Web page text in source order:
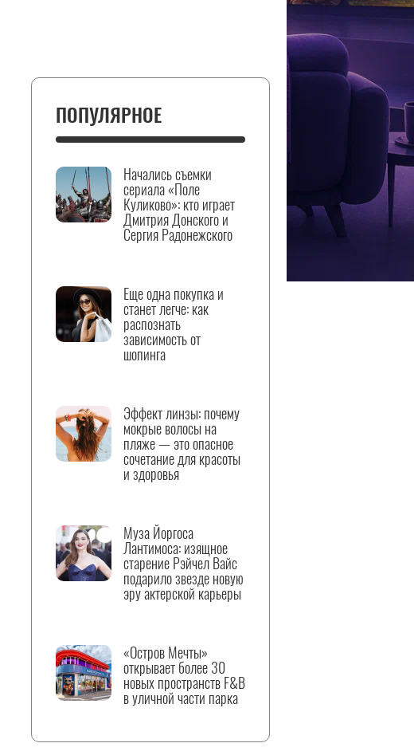
ПОПУЛЯРНОЕ
Начались съемки
сериала «Поле
Куликово»: кто играет
Дмитрия Донского и
Сергия Радонежского
Еще одна покупка и
станет легче: как
распознать
зависимость от
шопинга
Эффект линзы: почему
мокрые волосы на
пляже — это опасное
сочетание для красоты
и здоровья
Муза Йоргоса
Лантимоса: изящное
старение Рэйчел Вайс
подарило звезде новую
эру актерской карьеры
«Остров Мечты»
открывает более 30
новых пространств F&B
в уличной части парка